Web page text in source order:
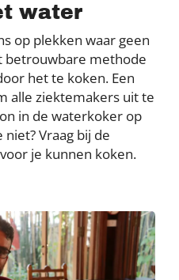
water
op plekken waar geen
betrouwbare methode
het te koken. Een
alle ziektemakers uit te
in de waterkoker op
Vraag bij de
je kunnen koken.